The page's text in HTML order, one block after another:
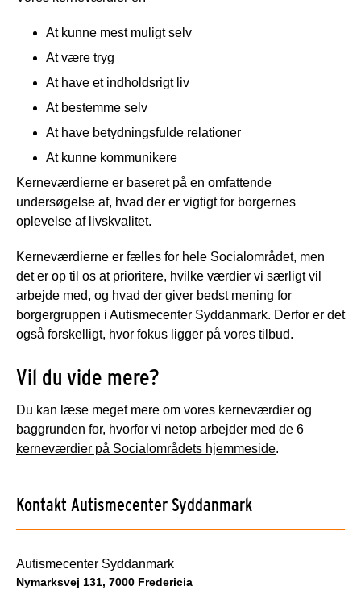
At kunne mest muligt selv
At være tryg
At have et indholdsrigt liv
At bestemme selv
At have betydningsfulde relationer
At kunne kommunikere
Kerneværdierne er baseret på en omfattende
undersøgelse af, hvad der er vigtigt for borgernes
oplevelse af livskvalitet.
Kerneværdierne er fælles for hele Socialområdet, men
det er op til os at prioritere, hvilke værdier vi særligt vil
arbejde med, og hvad der giver bedst mening for
borgergruppen i Autismecenter Syddanmark. Derfor er det
også forskelligt, hvor fokus ligger på vores tilbud.
Vil du vide mere?
Du kan læse meget mere om vores kerneværdier og
baggrunden for, hvorfor vi netop arbejder med de 6
kerneværdier på Socialområdets hjemmeside.
Kontakt Autismecenter Syddanmark
Autismecenter Syddanmark
Nymarksvej 131, 7000 Fredericia